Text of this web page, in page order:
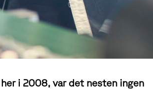
i 2008, var det nesten ingen